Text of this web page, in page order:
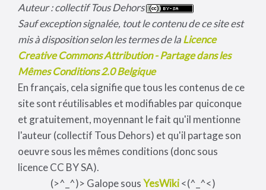
Auteur : collectif Tous Dehors
Sauf exception signalée, tout le contenu de ce site est
mis à disposition selon les termes de laLicence
Creative Commons Attribution - Partage dans les
Mêmes Conditions 2.0 Belgique
En français, cela signifie que tous les contenus de ce
site sont réutilisables et modifiables par quiconque
et gratuitement, moyennant le fait qu'il mentionne
l'auteur (collectif Tous Dehors) et qu'il partage son
oeuvre sous les mêmes conditions (donc sous
licence CC BY SA).
(>^_^)> Galope sousYesWiki<(^_^<)